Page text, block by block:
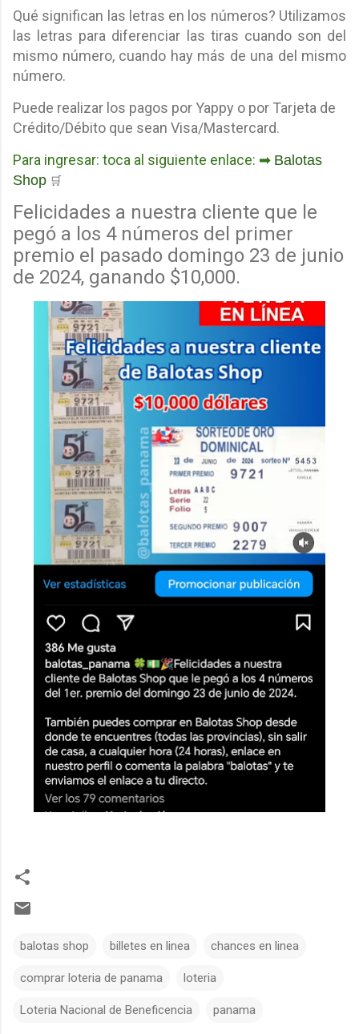
Qué significan las letras en los números? Utilizamos
las letras para diferenciar las tiras cuando son del
mismo número, cuando hay más de una del mismo
número.
Puede realizar los pagos por Yappy o por Tarjeta de
Crédito/Débito que sean Visa/Mastercard.
Para ingresar: toca al siguiente enlace: ➡ Balotas
Shop 🛒
Felicidades a nuestra cliente que le
pegó a los 4 números del primer
premio el pasado domingo 23 de junio
de 2024, ganando $10,000.
balotas shop billetes en linea chances en linea
comprar loteria de panama loteria
Loteria Nacional de Beneficencia panama